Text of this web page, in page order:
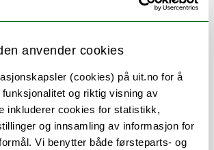
anvender cookies
(cookies) på uit.no for å
og riktig visning av
inkluderer cookies for statistikk,
og innsamling av informasjon for
Vi benytter både førsteparts- og
Forskning og undervisning